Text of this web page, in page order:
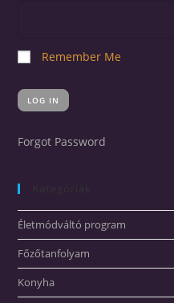
Remember Me
Forgot Password
Életmódváltó program
Főzőtanfolyam
Konyha